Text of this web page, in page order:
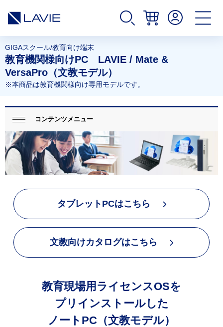
イ
ト
内
の
現
表
し
て
ま
教育機関様向けPC LAVIE / Mate &
VersaPro（文教モデル）
GIGAスクール/教育向け端末
※本商品は教育機関様向け専用モデルです。
ナ
ビ
ゲ
ー
る
コンテンツメニュー
タブレットPCはこちら
文教向けカタログはこちら
教育現場用ライセンスOSを
プリインストールした
ノートPC（文教モデル）